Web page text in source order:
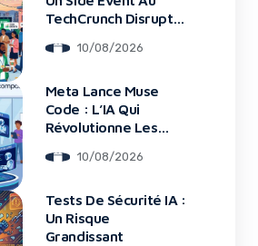
TechCrunch Disrupt
10/08/2026
Meta Lance Muse
Code : L’IA Qui
Révolutionne Les
Code10/08/2026
Tests De Sécurité IA :
Un Risque
Grandissant